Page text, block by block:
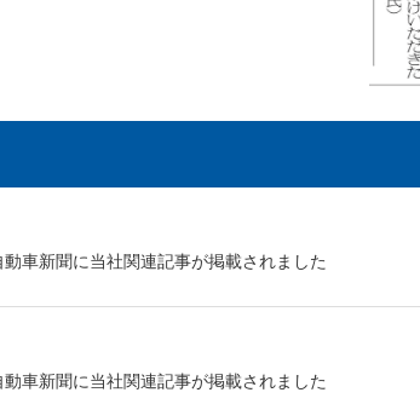
動車新聞に当社関連記事が掲載されました
動車新聞に当社関連記事が掲載されました